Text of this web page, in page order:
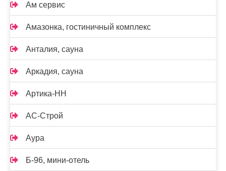
Ам сервис
Амазонка, гостиничный комплекс
Анталия, сауна
Аркадия, сауна
Артика-НН
АС-Строй
Аура
Б-96, мини-отель